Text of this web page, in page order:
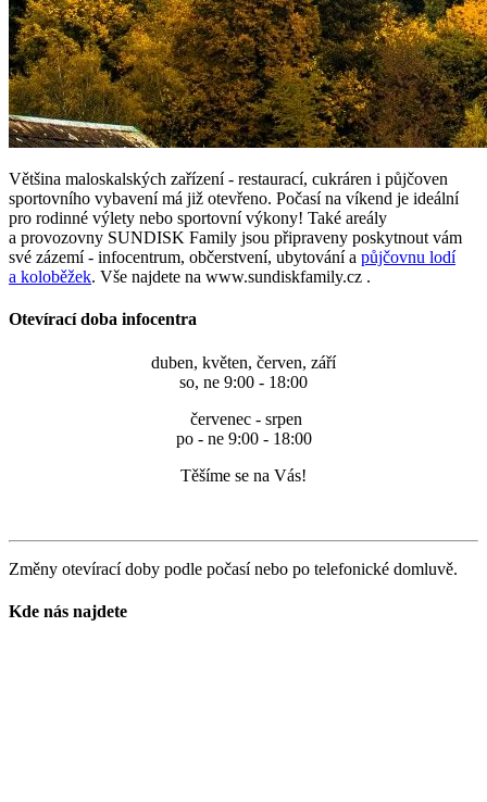
Většina maloskalských zařízení - restaurací, cukráren i půjčoven
sportovního vybavení má již otevřeno. Počasí na víkend je ideální
pro rodinné výlety nebo sportovní výkony! Také areály
a provozovny SUNDISK Family jsou připraveny poskytnout vám
své zázemí - infocentrum, občerstvení, ubytování a půjčovnu lodí
a koloběžek. Vše najdete na www.sundiskfamily.cz .
Otevírací doba infocentra
duben, květen, červen, září
so, ne 9:00 - 18:00
červenec - srpen
po - ne 9:00 - 18:00
Těšíme se na Vás!
Změny otevírací doby podle počasí nebo po telefonické domluvě.
Kde nás najdete